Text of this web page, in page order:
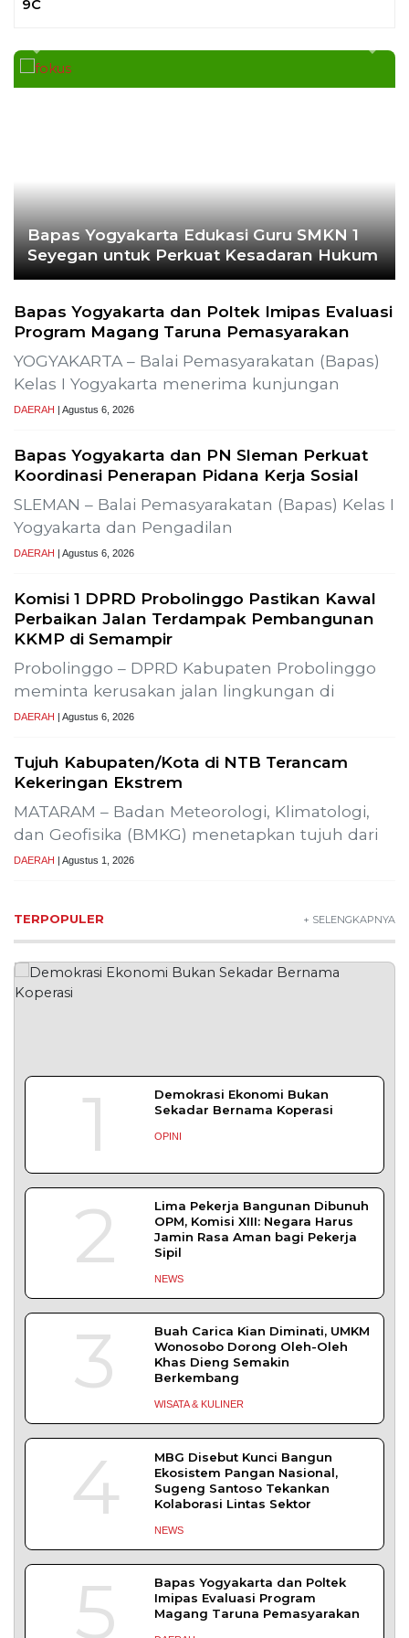
November
Hoaks – Video Viral
Pertandingan Indonesia vs
Uzbekistan Akan Diulang
Laporkan Hoaks Cek Fakta Lain
Produksi SLR-T-
Gelar Media Gathering, Geodipa
Bapas Yogyakarta Edukasi Guru SMKN 1
Seyegan untuk Perkuat Kesadaran Hukum
Program Magang Taruna Pemasyarakan
Kelas I Yogyakarta menerima kunjungan
Bapas Yogyakarta dan PN Sleman Perkuat
Komisi 1 DPRD Probolinggo Pastikan Kawal
KKMP di Semampir
Probolinggo – DPRD Kabupaten Probolinggo
meminta kerusakan jalan lingkungan di
| Agustus 6, 2026
Tujuh Kabupaten/Kota di NTB Terancam
Kekeringan Ekstrem
MATARAM – Badan Meteorologi, Klimatologi,
dan Geofisika (BMKG) menetapkan tujuh dari
TERPOPULER + SELENGKAPNYA
Demokrasi Ekonomi Bukan